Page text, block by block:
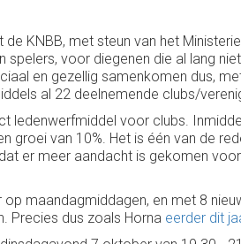
KNBB, met steun van het
voor diegenen die al lang
en gezellig samenkomen dus,
al 22 deelnemende clubs/
ledenwerfmiddel voor clubs.
van 10%. Het is één van de
er meer aandacht is gekomen
maandagmiddagen, en met 8
Precies dus zoals Horna eerder dit